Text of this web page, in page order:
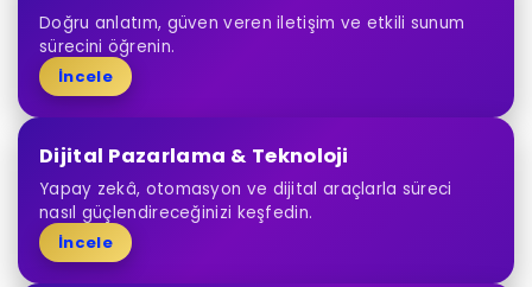
Doğru anlatım, güven veren iletişim ve etkili sunum
sürecini öğrenin.
İncele
Dijital Pazarlama & Teknoloji
Yapay zekâ, otomasyon ve dijital araçlarla süreci
nasıl güçlendireceğinizi keşfedin.
İncele